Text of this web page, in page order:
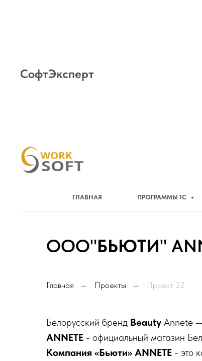
СофтЭксперт
ГЛАВНАЯ ПРОГРАММЫ 1С
ООО"БЬЮТИ"
Главная → Проекты → Проект 22
Белорусский бренд Beauty Annete —
ANNETE - официальный магазин
Компания «Бьюти» ANNETE - это